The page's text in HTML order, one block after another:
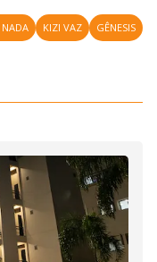
KIZI VAZ GÊNESIS